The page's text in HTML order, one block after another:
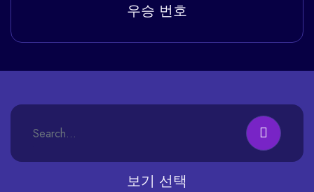
우승 번호
보기 선택